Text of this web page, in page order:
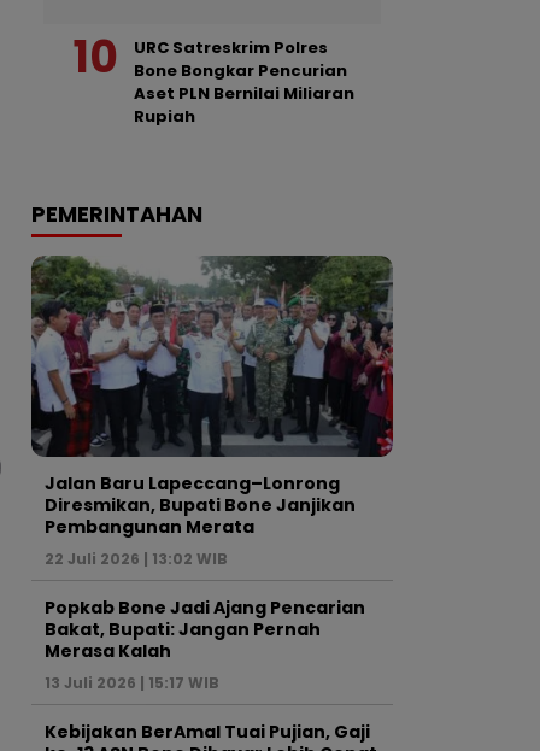
URC Satreskrim Polres
Bone Bongkar Pencurian
Aset PLN Bernilai Miliaran
Rupiah
PEMERINTAHAN
Jalan Baru Lapeccang–Lonrong
Diresmikan, Bupati Bone Janjikan
Pembangunan Merata
22 Juli 2026 | 13:02 WIB
Popkab Bone Jadi Ajang Pencarian
Bakat, Bupati: Jangan Pernah
Merasa Kalah
13 Juli 2026 | 15:17 WIB
Kebijakan BerAmal Tuai Pujian, Gaji